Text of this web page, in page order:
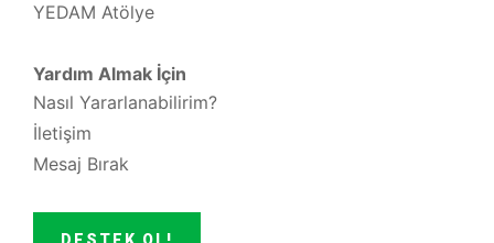
YEDAM Atölye
Yardım Almak İçin
Nasıl Yararlanabilirim?
İletişim
Mesaj Bırak